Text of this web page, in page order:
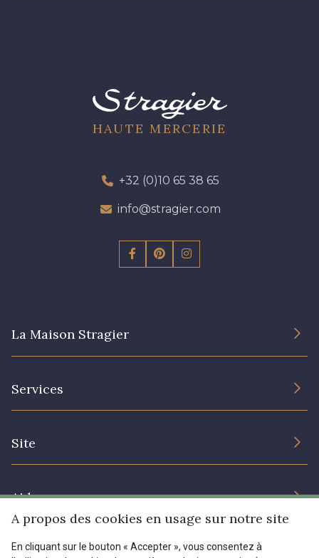
HAUTE MERCERIE
+32 (0)10 65 38 65
info@stragier.com
La Maison Stragier
Services
Site
Prix réduits
Aide
Livraison : France, Belgique, International
Menu
A propos des cookies en usage sur notre site
En cliquant sur le bouton « Accepter », vous consentez à